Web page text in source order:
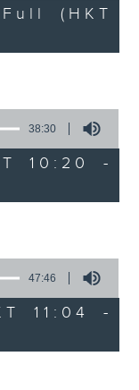
(HKT
38:30
10:20 -
47:46
11:04 -